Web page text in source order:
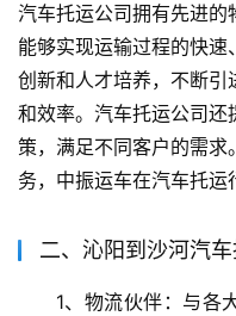
汽车托运公司拥有先进的
能够实现运输过程的快
创新和人才培养，不断
和效率。汽车托运公司
策，满足不同客户的需求
务，中振运车在汽车托运
二、沁阳到沙河汽
1、物流伙伴：与各